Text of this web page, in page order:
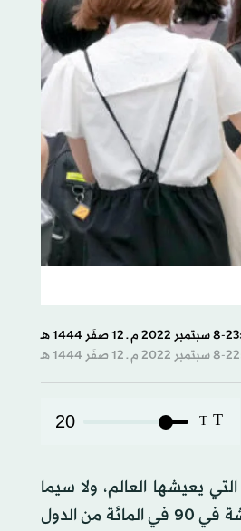
T
T
20
يعيشها العالم، ولا سيما
جائحة «كوفيد 19»، أدت إلى تراجع مؤشرات التنمية 5 سنوات إلى الوراء، وإلى جعل ظروف المعيشة في 90 في المائة من الدول